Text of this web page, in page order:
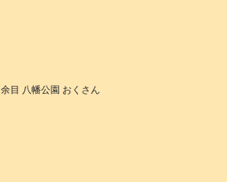
余目 八幡公園 おくさん